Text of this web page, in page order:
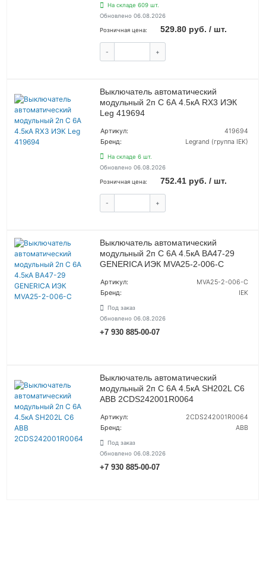
На складе 609 шт.
Обновлено 06.08.2026
Розничная цена: 529.80 руб. / шт.
- +
Выключатель автоматический
модульный 2п C 6А 4.5кА RX3 ИЭК
Leg 419694
Артикул:
419694
Бренд:
Legrand (группа IEK)
На складе 6 шт.
Обновлено 06.08.2026
Розничная цена: 752.41 руб. / шт.
- +
Выключатель автоматический
модульный 2п C 6А 4.5кА ВА47-29
GENERICA ИЭК MVA25-2-006-C
Артикул:
MVA25-2-006-C
Бренд:
IEK
Под заказ
Обновлено 06.08.2026
+7 930 885-00-07
Выключатель автоматический
модульный 2п C 6А 4.5кА SH202L C6
ABB 2CDS242001R0064
Артикул:
2CDS242001R0064
Бренд:
ABB
Под заказ
Обновлено 06.08.2026
+7 930 885-00-07